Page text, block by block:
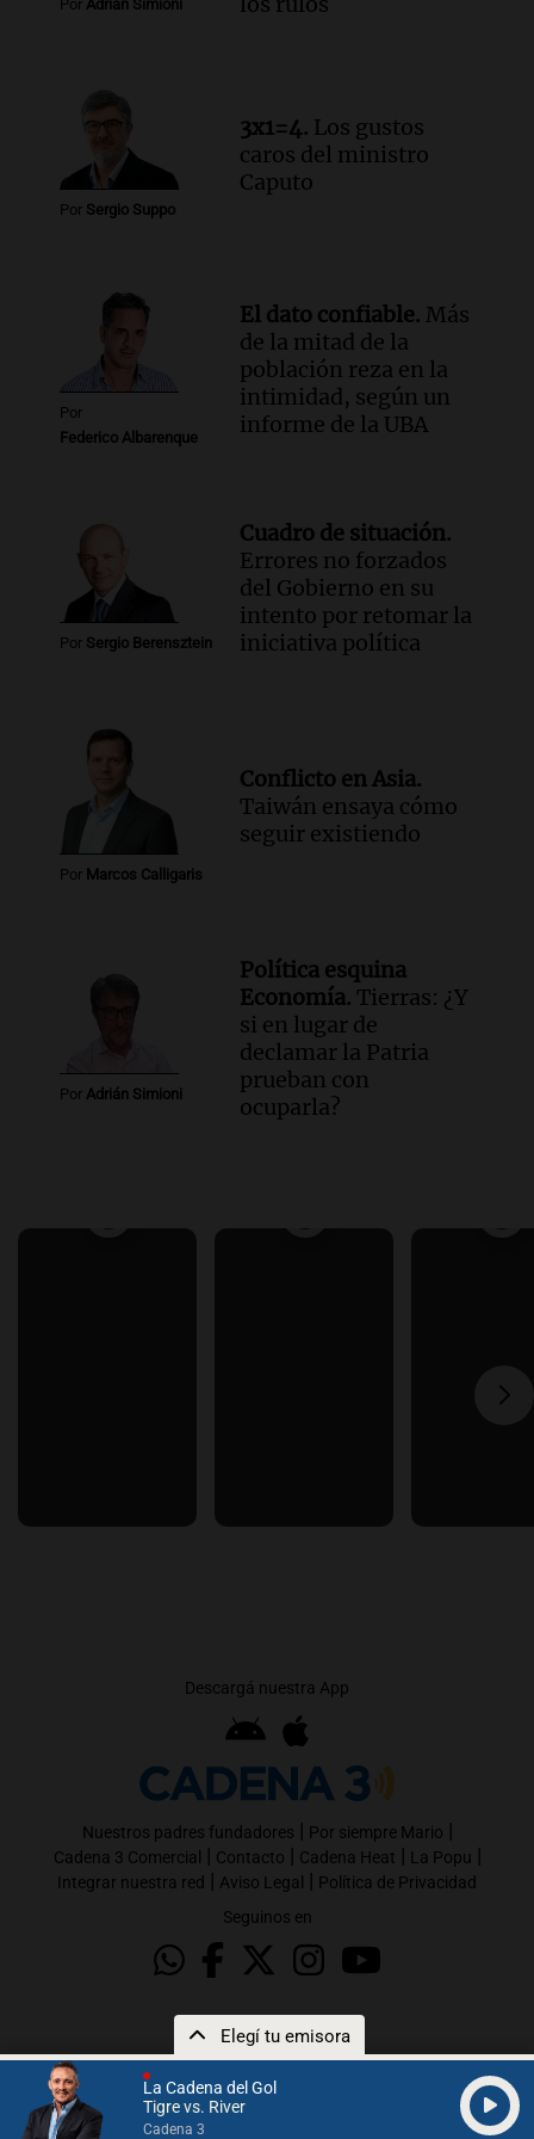
La Cadena del Gol
Tigre vs. River
Cadena 3
Elegí tu emisora
proteínas
Una mañana para todos
Episodios
Audio.Investigan un asalto millonario a
la cooperativa Talamochita en Villa
Episodios
Por Adrián Simioni
Por Sergio Suppo
3x1=4. Los gustos
caros del ministro
Caputo
Por
Federico Albarenque
El dato confiable. Más
de la mitad de la
población reza en la
intimidad, según un
informe de la UBA
Por Sergio Berensztein
Cuadro de situación.
Errores no forzados
del Gobierno en su
intento por retomar la
iniciativa política
Por Marcos Calligaris
Conflicto en Asia.
Taiwán ensaya cómo
seguir existiendo
Por Adrián Simioni
Política esquina
Economía. Tierras: ¿Y
si en lugar de
declamar la Patria
prueban con
ocuparla?
Descargá nuestra App
Nuestros padres fundadores | Por siempre Mario |
Cadena 3 Comercial | Contacto | Cadena Heat | La Popu |
Integrar nuestra red | Aviso Legal | Política de Privacidad
Seguinos en